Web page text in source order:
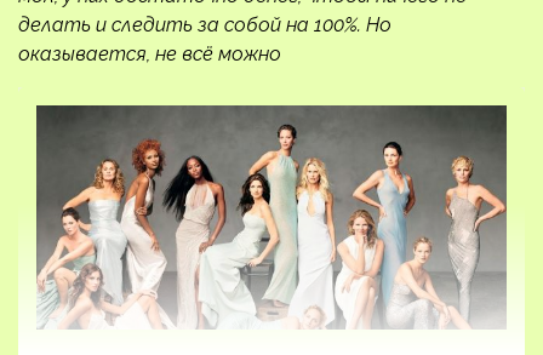
делать и следить за собой на 100%. Но
оказывается, не всё можно